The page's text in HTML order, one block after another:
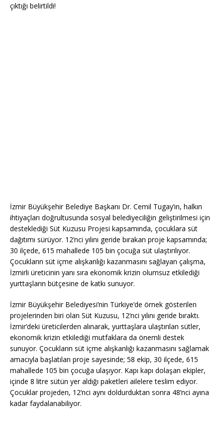
çıktığı belirtildi!
İzmir Büyükşehir Belediye Başkanı Dr. Cemil Tugay’ın, halkın
ihtiyaçları doğrultusunda sosyal belediyeciliğin geliştirilmesi için
desteklediği Süt Kuzusu Projesi kapsamında, çocuklara süt
dağıtımı sürüyor. 12’nci yılını geride bırakan proje kapsamında;
30 ilçede, 615 mahallede 105 bin çocuğa süt ulaştırılıyor.
Çocukların süt içme alışkanlığı kazanmasını sağlayan çalışma,
İzmirli üreticinin yanı sıra ekonomik krizin olumsuz etkilediği
yurttaşların bütçesine de katkı sunuyor.
İzmir Büyükşehir Belediyesi’nin Türkiye’de örnek gösterilen
projelerinden biri olan Süt Kuzusu, 12’nci yılını geride bıraktı.
İzmir’deki üreticilerden alınarak, yurttaşlara ulaştırılan sütler,
ekonomik krizin etkilediği mutfaklara da önemli destek
sunuyor. Çocukların süt içme alışkanlığı kazanmasını sağlamak
amacıyla başlatılan proje sayesinde; 58 ekip, 30 ilçede, 615
mahallede 105 bin çocuğa ulaşıyor. Kapı kapı dolaşan ekipler,
içinde 8 litre sütün yer aldığı paketleri ailelere teslim ediyor.
Çocuklar projeden, 12’nci aynı doldurduktan sonra 48’nci ayına
kadar faydalanabiliyor.